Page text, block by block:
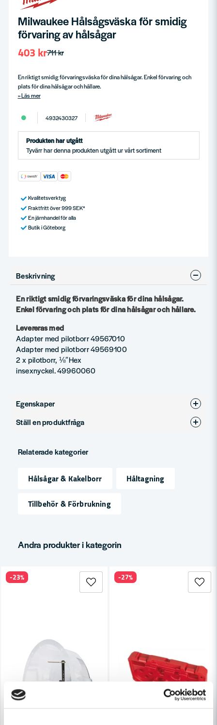
Milwaukee Hålsågsväska för smidig
förvaring av hålsågar
711 kr
403 kr
En riktigt smidig förvaringsväska för dina hålsågar. Enkel förvaring och
plats för dina hålsågar och hållare.
Läs mer
4932430327
Produkten har utgått
Tyvärr har denna produkten utgått ur vårt sortiment
Kvalitetsverktyg
Fraktfritt över 999 SEK*
En järnhandel för alla
Butik i Göteborg
Beskrivning
En riktigt smidig förvaringsväska för dina hålsågar.
Enkel förvaring och plats för dina hålsågar och hållare.
Levereras med
Adapter med pilotborr 49567010
Adapter med pilotborr 49569100
2 x pilotborr, ⅛″Hex
insexnyckel. 49960060
Egenskaper
Produkttyp
Ställ en produktfråga
Fråga oss något om denna produkten...
Namn
Ja, ni får publicera min fråga
Skicka fråga
Relaterade kategorier
Hålsågar & Kakelborr
Håltagning
Tillbehör & Förbrukning
Andra produkter i kategorin
-23% -27%